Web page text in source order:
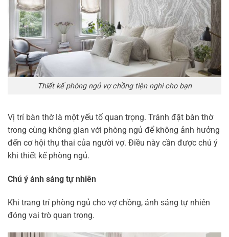
Thiết kế phòng ngủ vợ chồng tiện nghi cho bạn
Vị trí bàn thờ là một yếu tố quan trọng. Tránh đặt bàn thờ
trong cùng không gian với phòng ngủ để không ảnh hưởng
đến cơ hội thụ thai của người vợ. Điều này cần được chú ý
khi thiết kế phòng ngủ.
Chú ý ánh sáng tự nhiên
Khi trang trí phòng ngủ cho vợ chồng, ánh sáng tự nhiên
đóng vai trò quan trọng.